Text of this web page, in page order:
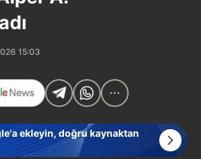
15:03
ekleyin, doğru kaynaktan